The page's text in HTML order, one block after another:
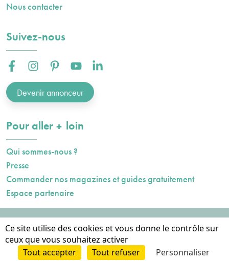
Nous contacter
Suivez-nous
Facebook :Instagram :Pinterest :Youtube :Linkedin :
Devenir annonceur
Pour aller plusloin
Qui sommes-nous ?
Presse
Commander nos magazines et guides gratuitement
Espace partenaire
Données personnelles
Cookies
Ce site utilise des cookies et vous donne le contrôle sur
ceux que vous souhaitez activer
Tout accepter
Tout refuser Personnaliser